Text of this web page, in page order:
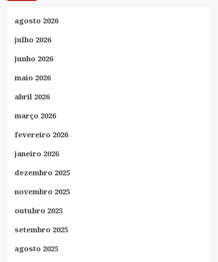
agosto 2026
julho 2026
junho 2026
maio 2026
abril 2026
março 2026
fevereiro 2026
janeiro 2026
dezembro 2025
novembro 2025
outubro 2025
setembro 2025
agosto 2025